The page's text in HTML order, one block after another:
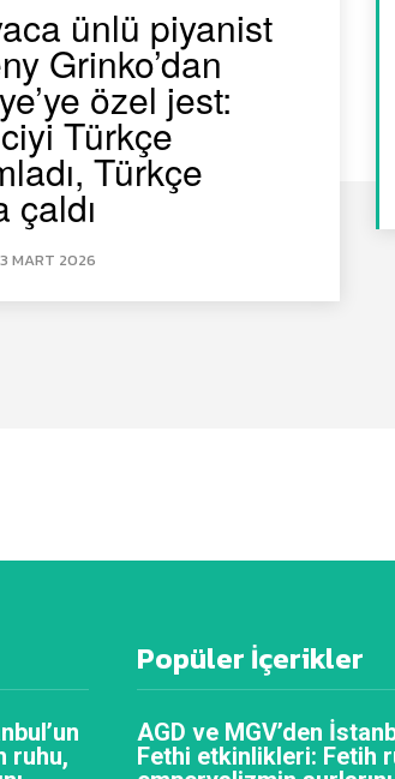
ünlü piyanist
Grinko’dan
özel jest:
Türkçe
Türkçe
çaldı
MART 2026
ruhu,
Popüler İçerikler
AGD ve MGV’den
Fethi etkinlikleri: Fetih